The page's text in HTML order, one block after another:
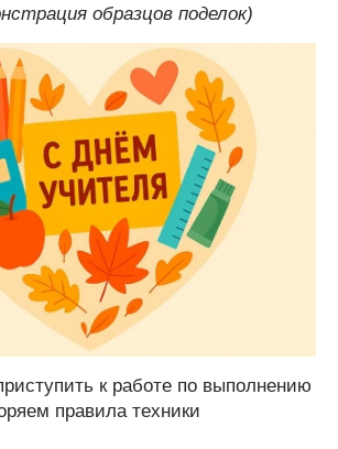
образцов поделок)
к работе по выполнению
правила техники